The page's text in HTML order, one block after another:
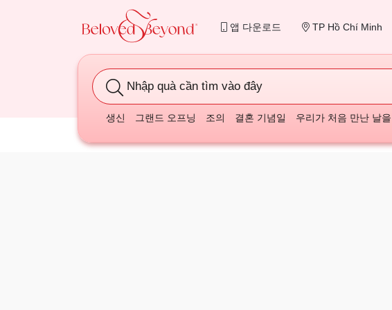
앱 다운로드 TP Hồ Chí Minh
Nhập quà cần tìm vào đây
생신 그랜드 오프닝 조의 결혼 기념일 우리가 처음 만난 날